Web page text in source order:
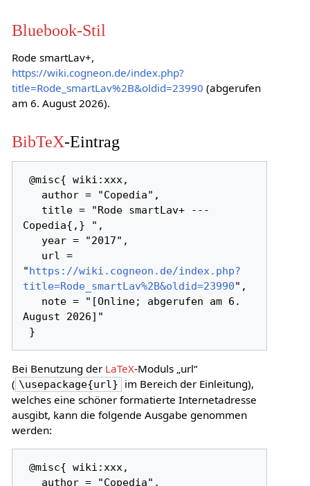
Bluebook-Stil
Rode smartLav+,
https://wiki.cogneon.de/index.php?
title=Rode_smartLav%2B&oldid=23990 (abgerufen
am 6. August 2026).
BibTeX-Eintrag
@misc{ wiki:xxx,
Copedia{,} ",
"https://wiki.cogneon.de/index.php?
title=Rode_smartLav%2B&oldid=23990",
August 2026]"
Bei Benutzung der LaTeX-Moduls „url“
( \usepackage{url}
im Bereich der Einleitung),
welches eine schöner formatierte Internetadresse
ausgibt, kann die folgende Ausgabe genommen
werden:
@misc{ wiki:xxx,